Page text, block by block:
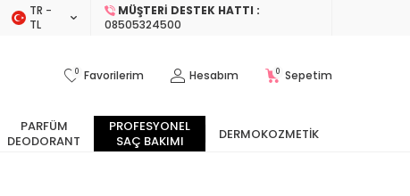
TR −
TL
MÜŞTERI DESTEK HATTI :
08505324500
0 Favorilerim Hesabım 0 Sepetim
PARFÜM
DEODORANT
PROFESYONEL
SAÇ BAKIMI
DERMOKOZMETIK